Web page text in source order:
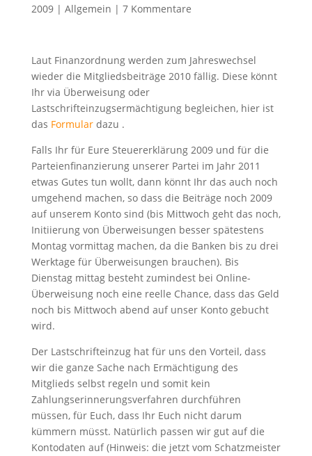
2009| Allgemein | 7 Kommentare
Laut Finanzordnung werden zum Jahreswechsel
wieder die Mitgliedsbeiträge 2010 fällig. Diese könnt
Ihr via Überweisung oder
Lastschrifteinzugsermächtigung begleichen, hier ist
das Formulardazu .
Falls Ihr für Eure Steuererklärung 2009 und für die
Parteienfinanzierung unserer Partei im Jahr 2011
etwas Gutes tun wollt, dann könnt Ihr das auch noch
umgehend machen, so dass die Beiträge noch 2009
auf unserem Konto sind (bis Mittwoch geht das noch,
Initiierung von Überweisungen besser spätestens
Montag vormittag machen, da die Banken bis zu drei
Werktage für Überweisungen brauchen). Bis
Dienstag mittag besteht zumindest bei Online-
Überweisung noch eine reelle Chance, dass das Geld
noch bis Mittwoch abend auf unser Konto gebucht
wird.
Der Lastschrifteinzug hat für uns den Vorteil, dass
wir die ganze Sache nach Ermächtigung des
Mitglieds selbst regeln und somit kein
Zahlungserinnerungsverfahren durchführen
müssen, für Euch, dass Ihr Euch nicht darum
kümmern müsst. Natürlich passen wir gut auf die
Kontodaten auf (Hinweis: die jetzt vom Schatzmeister